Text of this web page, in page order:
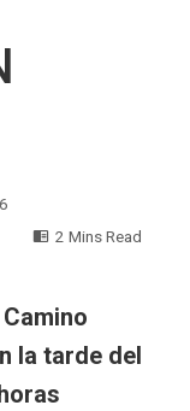
2 Mins Read
la tarde del